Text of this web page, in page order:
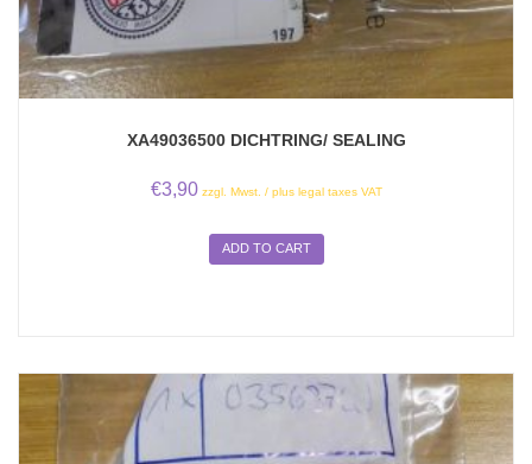
XA49036500 DICHTRING/ SEALING
€3,90 zzgl. Mwst. / plus legal taxes VAT
ADD TO CART